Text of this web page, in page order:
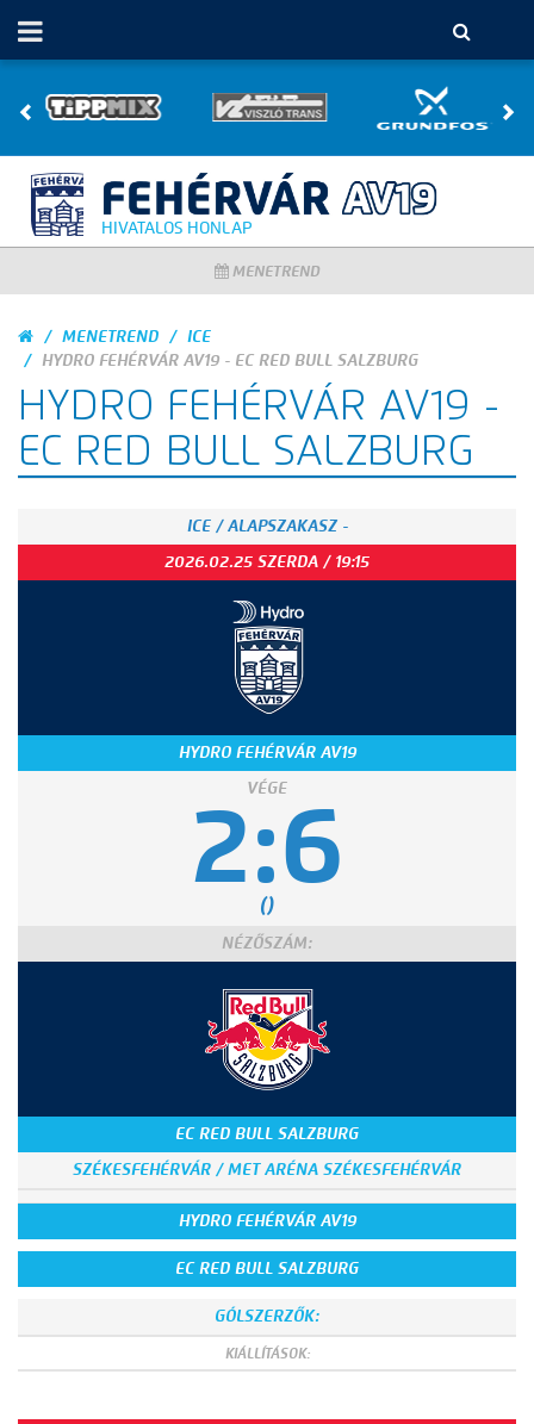
HIVATALOS HONLAP
MENETREND
MENETREND
ICE
HYDRO FEHÉRVÁR AV19 - EC RED BULL SALZBURG
HYDRO FEHÉRVÁR AV19 -
EC RED BULL SALZBURG
ICE / ALAPSZAKASZ -
2026.02.25 SZERDA / 19:15
HYDRO FEHÉRVÁR AV19
VÉGE
2:6
()
NÉZŐSZÁM:
EC RED BULL SALZBURG
SZÉKESFEHÉRVÁR / MET ARÉNA SZÉKESFEHÉRVÁR
HYDRO FEHÉRVÁR AV19
EC RED BULL SALZBURG
GÓLSZERZŐK:
KIÁLLÍTÁSOK: